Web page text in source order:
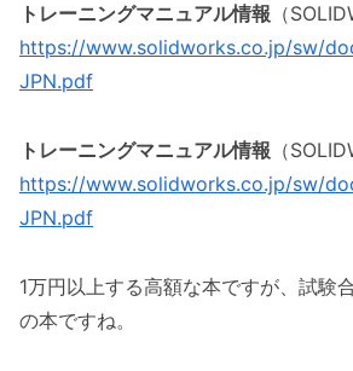
トレーニングマニュアル情報 （
https://www.solidworks.co.jp/sw/
JPN.pdf
トレーニングマニュアル情報 （
https://www.solidworks.co.jp/sw/
JPN.pdf
1万円以上する高額な本ですが、試験
の本ですね。